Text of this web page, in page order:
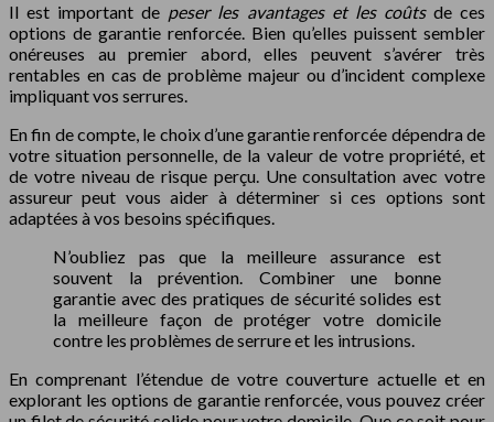
Il est important de peser les avantages et les coûtsde ces
options de garantie renforcée. Bien qu’elles puissent sembler
onéreuses au premier abord, elles peuvent s’avérer très
rentables en cas de problème majeur ou d’incident complexe
impliquant vos serrures.
En fin de compte, le choix d’une garantie renforcée dépendra de
votre situation personnelle, de la valeur de votre propriété, et
de votre niveau de risque perçu. Une consultation avec votre
assureur peut vous aider à déterminer si ces options sont
adaptées à vos besoins spécifiques.
N’oubliez pas que la meilleure assurance est
souvent la prévention. Combiner une bonne
garantie avec des pratiques de sécurité solides est
la meilleure façon de protéger votre domicile
contre les problèmes de serrure et les intrusions.
En comprenant l’étendue de votre couverture actuelle et en
explorant les options de garantie renforcée, vous pouvez créer